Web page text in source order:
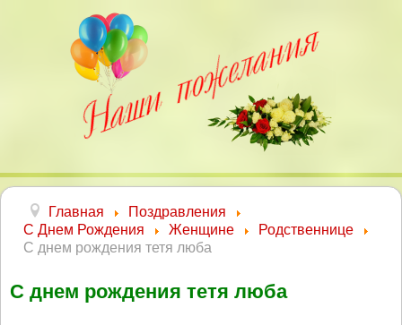
Главная
Поздравления
С Днем Рождения
Женщине
Родственнице
С днем рождения тетя люба
С днем рождения тетя люба